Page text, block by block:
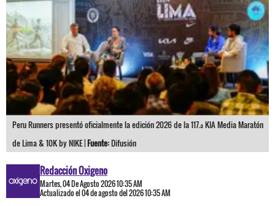
Peru Runners presentó oficialmente la edición 2026 de la 117.ª KIA Media Maratón
de Lima & 10K by NIKE |Fuente:Difusión
Redacción Oxigeno
Martes, 04 De Agosto 2026 10:35 AM
Actualizado el 04 de agosto del 2026 10:35 AM